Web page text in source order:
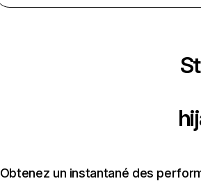
Obtenez un instantané des